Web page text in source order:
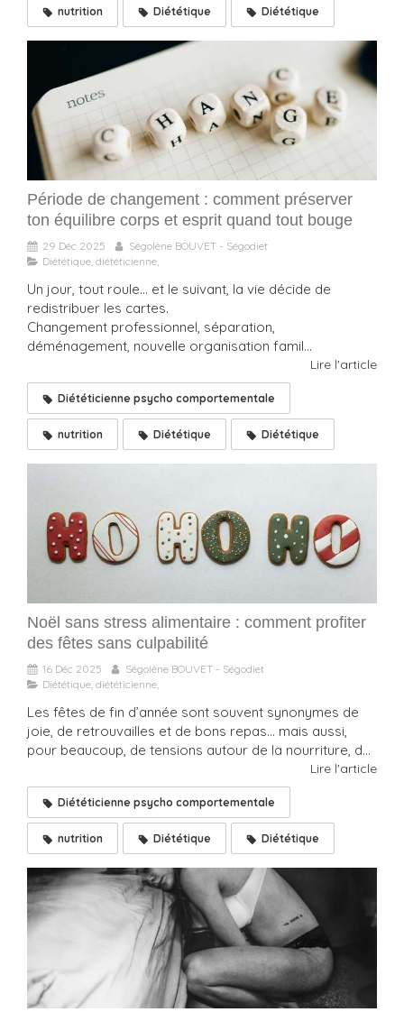
nutrition Diététique Diététique
Période de changement : comment préserver
ton équilibre corps et esprit quand tout bouge
29 Déc 2025
Ségolène BOUVET - Ségodiet
Diététique, diététicienne,
Un jour, tout roule… et le suivant, la vie décide de
redistribuer les cartes.
Changement professionnel, séparation,
déménagement, nouvelle organisation famil...
Lire l'article
Diététicienne psycho comportementale
nutrition Diététique Diététique
Noël sans stress alimentaire : comment profiter
des fêtes sans culpabilité
16 Déc 2025
Ségolène BOUVET - Ségodiet
Diététique, diététicienne,
Les fêtes de fin d’année sont souvent synonymes de
joie, de retrouvailles et de bons repas… mais aussi,
pour beaucoup, de tensions autour de la nourriture, d...
Lire l'article
Diététicienne psycho comportementale
nutrition Diététique Diététique